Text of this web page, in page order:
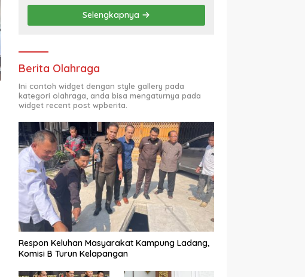
Kancah Dunia
Selengkapnya
Berita Olahraga
Ini contoh widget dengan style gallery pada
kategori olahraga, anda bisa mengaturnya pada
widget recent post wpberita.
Respon Keluhan Masyarakat Kampung Ladang,
Komisi B Turun Kelapangan